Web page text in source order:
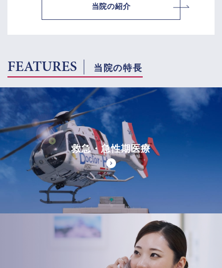
当院の紹介
FEATURES 当院の特長
救急・急性期医療